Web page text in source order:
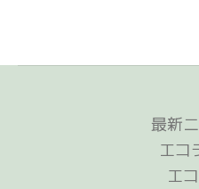
関
ー
最新
エコ
エ